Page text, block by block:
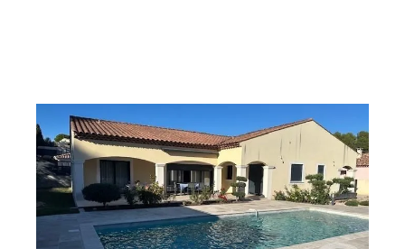
BRIGNOLES 83
212 m2, 7 pièces
Ref : 495
Maison à vendre
650 000 €